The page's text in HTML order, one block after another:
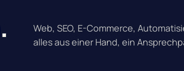
.
Web, SEO, E-Commerce,
alles aus einer Hand, ein